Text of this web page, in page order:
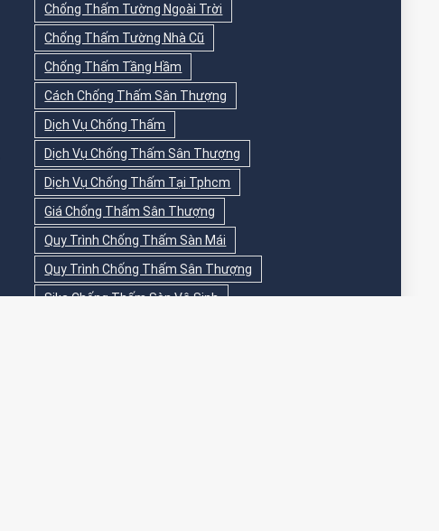
Chống Thấm Tường Ngoài Trời
Chống Thấm Tường Nhà Cũ
Chống Thấm Tầng Hầm
Cách Chống Thấm Sân Thượng
Dịch Vụ Chống Thấm
Dịch Vụ Chống Thấm Sân Thượng
Dịch Vụ Chống Thấm Tại Tphcm
Giá Chống Thấm Sân Thượng
Quy Trình Chống Thấm Sàn Mái
Quy Trình Chống Thấm Sân Thượng
Sika Chống Thấm Sàn Vệ Sinh